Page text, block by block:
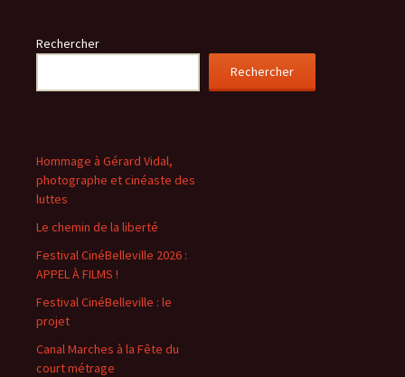
Rechercher
Rechercher
Hommage à Gérard Vidal,
photographe et cinéaste des
luttes
Le chemin de la liberté
Festival CinéBelleville 2026 :
APPEL À FILMS !
Festival CinéBelleville : le
projet
Canal Marches à la Fête du
court métrage